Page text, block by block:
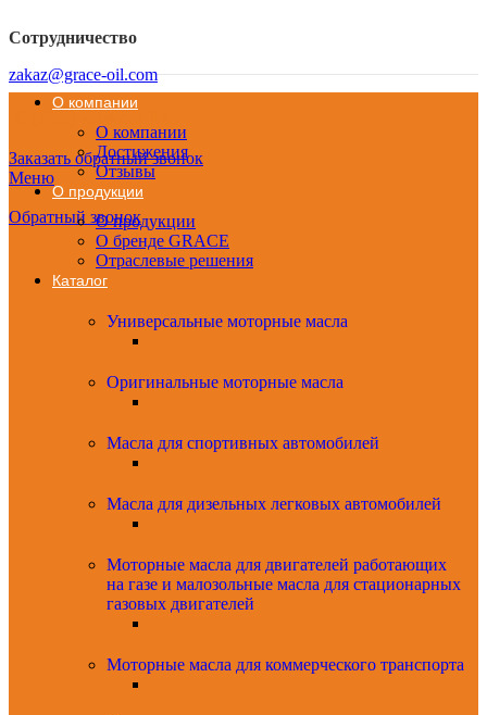
Сотрудничество
zakaz@grace-oil.com
8 (800) 234-50-17
Заказать обратный звонок
Меню
Обратный звонок
О компании
О компании
Достижения
Отзывы
О продукции
О продукции
О бренде GRACE
Отраслевые решения
Каталог
Универсальные моторные масла
Оригинальные моторные масла
Масла для спортивных автомобилей
Масла для дизельных легковых автомобилей
Моторные масла для двигателей работающих
на газе и малозольные масла для стационарных
газовых двигателей
Моторные масла для коммерческого транспорта